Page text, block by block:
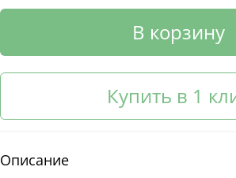
В корзину
Купить в 1
Описание